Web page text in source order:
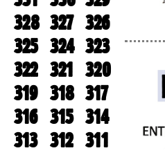
328 327 326
325 324 323
322 321 320
319 318 317
316 315 314
313 312 311